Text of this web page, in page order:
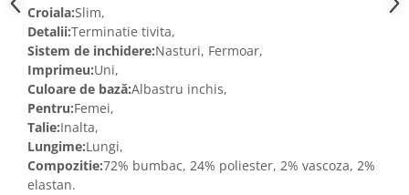
Croiala:Slim,
Detalii:Terminatie tivita,
Sistem de inchidere:Nasturi, Fermoar,
Imprimeu:Uni,
Culoare de bază:Albastru inchis,
Pentru:Femei,
Talie:Inalta,
Lungime:Lungi,
Compozitie:72% bumbac, 24% poliester, 2% vascoza, 2%
elastan.